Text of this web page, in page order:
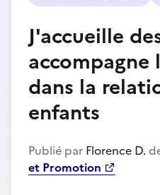
J'accueille
accompagne
dans la
enfants
Publié par Florence D.
et Promotion